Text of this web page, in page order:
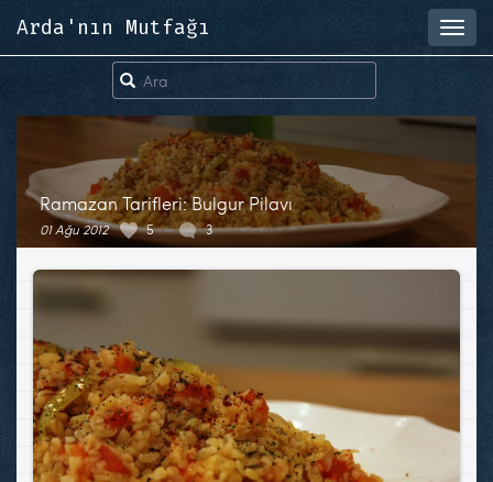
Arda'nın Mutfağı
Ramazan Tarifleri: Bulgur Pilavı
01 Ağu 2012 5 3